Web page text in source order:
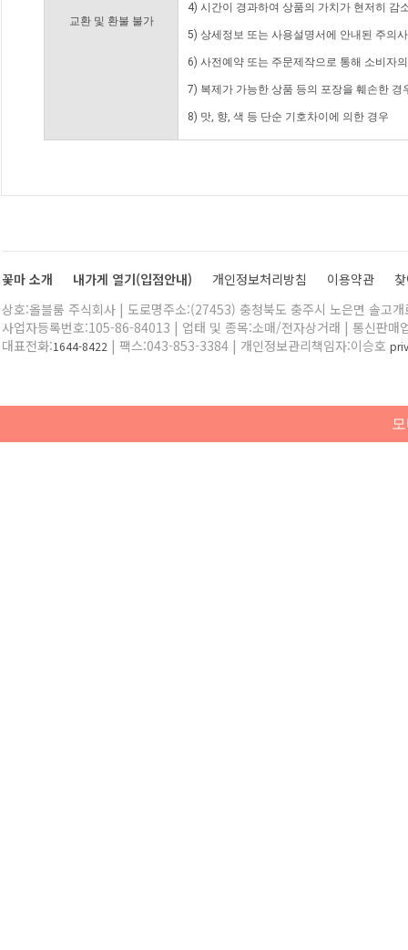
교환 및 환불 불가
4) 시간이 경과하여 상품의 가치가 현저히 감
5) 상세정보 또는 사용설명서에 안내된 주의
6) 사전예약 또는 주문제작으로 통해 소비자
7) 복제가 가능한 상품 등의 포장을 훼손한 경
8) 맛, 향, 색 등 단순 기호차이에 의한 경우
꽃마 소개 내가게 열기(입점안내) 개인정보처리방침 이용약관
상호:올블룸 주식회사 | 도로명주소:(27453) 충청북도 충주시 노은면 솔고
사업자등록번호:105-86-84013 | 업태 및 종목:소매/전자상거래 | 통신판매
대표전화:1644-8422 | 팩스:043-853-3384 | 개인정보관리책임자:이승호